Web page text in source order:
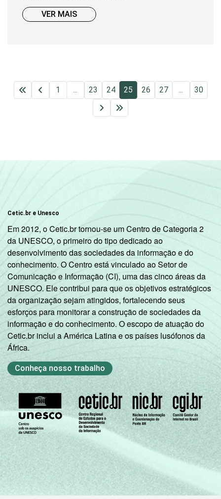
VER MAIS
1 ... 23 24 25 26 27 ... 30
Cetic.br e Unesco
Em 2012, o Cetic.br tornou-se um Centro de Categoria 2
da UNESCO, o primeiro do tipo dedicado ao
desenvolvimento das sociedades da informação e do
conhecimento. O Centro está vinculado ao Setor de
Comunicação e Informação (CI), uma das cinco áreas da
UNESCO. Ele contribui para que os objetivos estratégicos
da organização sejam atingidos, fortalecendo seus
esforços para monitorar a construção de sociedades da
informação e do conhecimento. O escopo de atuação do
Cetic.br inclui a América Latina e os países lusófonos da
África.
Conheça nosso trabalho